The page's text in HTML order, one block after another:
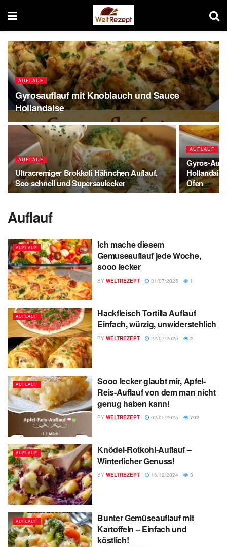
AUFLAUF
Gyrosauflauf mit Knoblauch und Sauce
Hollandaise
AUFLAUF
Ultracremiger Brokkoli Hähnchen Auflauf,
Soo schnell und Supersaulecker
AUFLAUF
Gyros-
Ofen
Auflauf
AUFLAUF
Ich mache diesem
Gemuseauflauf jede Woche,
sooo lecker
BY WELTREZEPT 31/07/2025 1
AUFLAUF
Hackfleisch Tortilla Auflauf
Einfach, würzig, unwiderstehlich
BY WELTREZEPT 22/07/2025 2
AUFLAUF
Sooo lecker glaubt mir, Apfel-
Reis-Auflauf von dem man nicht
genug haben kann!
BY WELTREZEPT 02/05/2025 702
AUFLAUF
Knödel-Rotkohl-Auflauf –
Winterlicher Genuss!
BY WELTREZEPT 16/12/2024 3
AUFLAUF
Bunter Gemüseauflauf mit
Kartoffeln – Einfach und
köstlich!